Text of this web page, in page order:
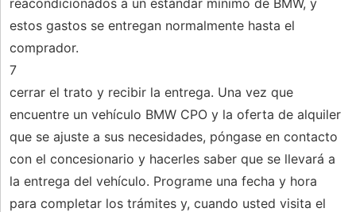
reacondicionados a un estándar mínimo de BMW, y
estos gastos se entregan normalmente hasta el
comprador.
7
cerrar el trato y recibir la entrega. Una vez que
encuentre un vehículo BMW CPO y la oferta de alquiler
que se ajuste a sus necesidades, póngase en contacto
con el concesionario y hacerles saber que se llevará a
la entrega del vehículo. Programe una fecha y hora
para completar los trámites y, cuando usted visita el